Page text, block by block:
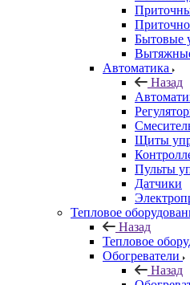
Бытовые
Автоматика
Назад
Щиты
Пульты
Датчики
Тепловое
Назад
Тепловое
Обогреватели
Назад